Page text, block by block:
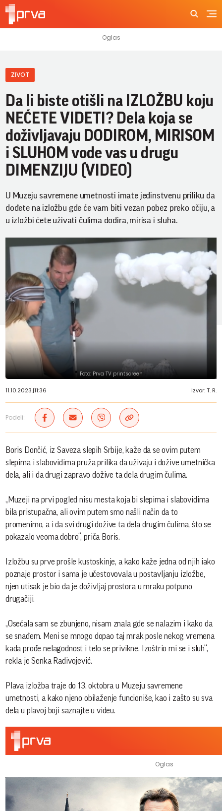
ZIVOT
Da li biste otišli na IZLOŽBU koju
NEĆETE VIDETI? Dela koja se
doživljavaju DODIROM, MIRISOM
i SLUHOM vode vas u drugu
DIMENZIJU (VIDEO)
U Muzeju savremene umetnosti imate jedinstvenu priliku da
dođete na izložbu gde će vam biti vezan pobez preko očiju, a
u izložbi ćete uživati čulima dodira, mirisa i sluha.
Foto: Prva TV printscreen
11.10.2023.|11:36 Izvor: T. R.
Podeli:
Boris Dončić, iz Saveza slepih Srbije, kaže da se ovim putem
slepima i slabovidima pruža prilika da uživaju i dožive umetnička
dela, ali i da drugi zapravo dožive ta dela drugim čulima.
„Muzeji na prvi pogled nisu mesta koja bi slepima i slabovidima
bila pristupačna, ali ovim putem smo našli način da to
promenimo, a i da svi drugi dožive ta dela drugim čulima, što se
pokazalo veoma dobro“, priča Boris.
Izložbu su prve prošle kustoskinje, a kako kaže jedna od njih iako
poznaje prostor i sama je učestovovala u postavljanju izložbe,
njen utisak je bio da je doživljaj prostora u mraku potpuno
drugačiji.
„Osećala sam se zbunjeno, nisam znala gde se nalazim i kako da
se snađem. Meni se mnogo dopao taj mrak posle nekog vremena
kada prođe nelagodnost i telo se privikne. Izoštrio mi se i sluh“,
rekla je Senka Radivojević.
Plava izložba traje do 13. oktobra u Muzeju savremene
umetnosti, a kako njeno obilaženje funcioniše, kao i zašto su sva
dela u plavoj boji saznajte u videu.